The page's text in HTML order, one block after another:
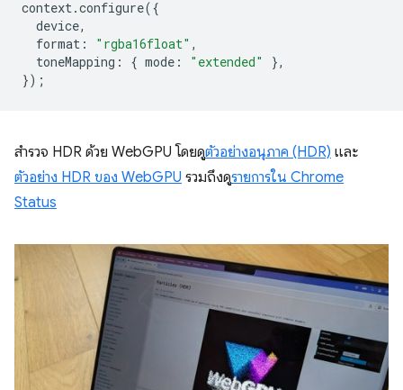
context.configure({
device,
format : "rgba16float" ,
toneMapping : { mode : "extended"
},
});
สำรวจ HDR ด้วย WebGPU โดยดูตัวอย่างอนุภาค (HDR) และ
ตัวอย่าง HDR ของ WebGPU รวมถึงดูรายการใน Chrome
Status